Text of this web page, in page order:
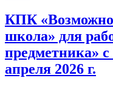
КПК
школа» для
предметника» с
апреля 2026 г.